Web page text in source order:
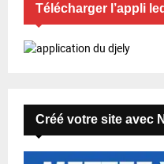
Télécharger l’appli
Créé votre site avec